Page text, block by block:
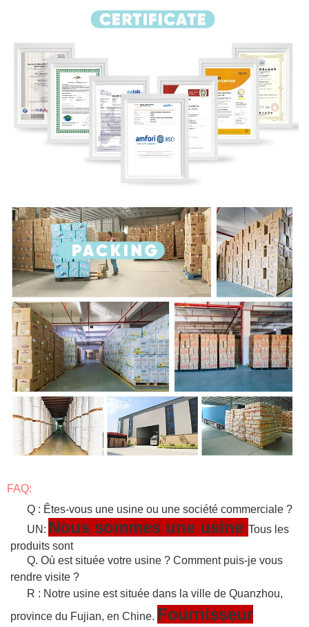
FAQ:
Q : Êtes-vous une usine ou une société commerciale ?
UN: Nous sommes une usine Tous les
produits sont
Q. Où est située votre usine ? Comment puis-je vous
rendre visite ?
R : Notre usine est située dans la ville de Quanzhou,
province du Fujian, en Chine. Fournisseur